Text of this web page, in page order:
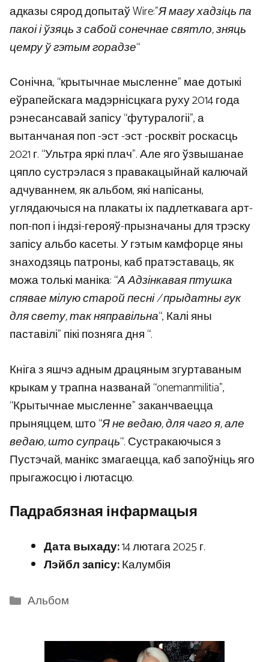
адказы сярод допытаў Wire:”Я магу хадзіць па
пакоі і ўзяць з сабой сонечнае святло, зняць
цемру ў гэтым горадзе“
Сонічна, “крытычнае мысленне” мае дотыкі
еўрапейскага мадэрнісцкага руху 2014 года
рэнесансавай запісу “футуралогіі”, а
вытанчаная поп -эст -эст -росквіт роскасць
2021 г. “Ультра яркі плач”. Але яго ўзвышанае
цяпло сустрэлася з правакацыйнай калючай
адчуваннем, як альбом, які напісаны,
углядаючыся на плакаты іх падлеткавага арт-
поп-поп і індзі-герояў-прызначаны для трэску
запісу альбо касеты. У гэтым камфорце яны
знаходзяць патроны, каб пратэставаць, як
можа толькі маніка: “ААдзінкавая птушка
спявае мілую старой песні / прыдатны гук
для свету, так няправільна“, Калі яны
паставілі” пікі позняга дня “.
Кніга з яшчэ адным драцяным згуртаваным
крыкам у трапна названай “onemanmilitia”,
“Крытычнае мысленне” заканчваецца
прыняццем, што “Я не ведаю, для чаго я, але
ведаю, што супраць“. Сустракаючыся з
Пустэчай, манікс змагаецца, каб запоўніць яго
прыгажосцю і лютасцю.
Падрабязная інфармацыя
Дата выхаду:14 лютага 2025 г.
Лэйбл запісу:Калумбія
Categories
Альбом